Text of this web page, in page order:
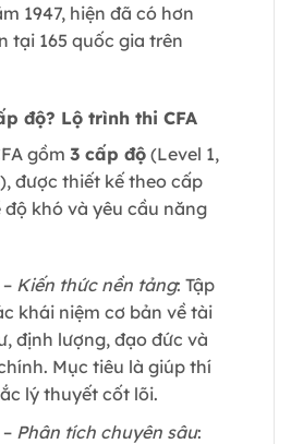
1947, hiện đã có hơn
tại 165 quốc gia trên
độ? Lộ trình thi CFA
gồm 3 cấp độ (Level 1,
được thiết kế theo cấp
khó và yêu cầu năng
Kiến thức nền tảng: Tập
khái niệm cơ bản về tài
định lượng, đạo đức và
Mục tiêu là giúp thí
lý thuyết cốt lõi.
Phân tích chuyên sâu: